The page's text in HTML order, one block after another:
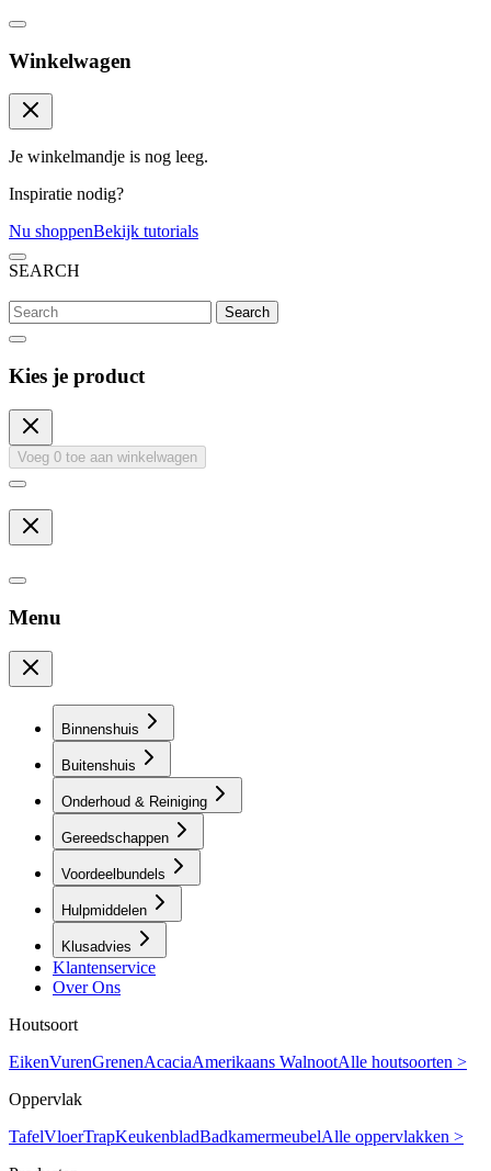
Winkelwagen
Je winkelmandje is nog leeg.
Inspiratie nodig?
Nu shoppenBekijk tutorials
SEARCH
Search
Kies je product
Voeg 0 toe aan winkelwagen
Menu
Binnenshuis
Buitenshuis
Onderhoud & Reiniging
Gereedschappen
Voordeelbundels
Hulpmiddelen
Klusadvies
Klantenservice
Over Ons
Houtsoort
EikenVurenGrenenAcaciaAmerikaans WalnootAlle houtsoorten >
Oppervlak
TafelVloerTrapKeukenbladBadkamermeubelAlle oppervlakken >